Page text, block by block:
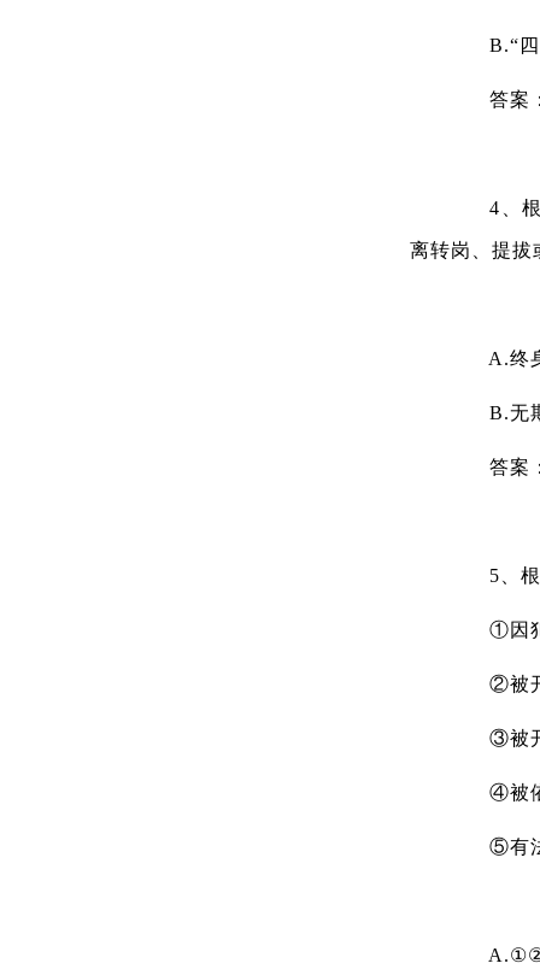
B.“四
答案
4、根
离转岗、提拔
A.终
B.无期
答案
5、根
①因犯
②被开
③被开
④被依
⑤有法